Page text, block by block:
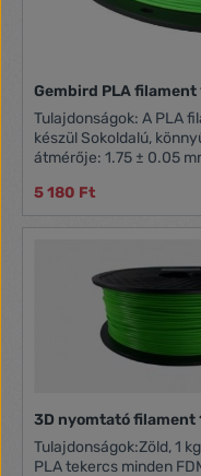
Gembird PLA
Tulajdonságok: A PLA filament biológiailag lebomló anyagból
készül Sokoldalú,
átmérője: 1.75 ± 0.05
5 180 Ft
3D nyomtató filament
Tulajdonságok:Zöld, 1
PLA tekercs minden